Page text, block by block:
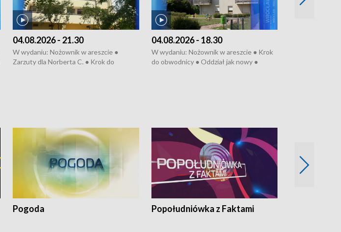
04.08.2026 - 21.30
W wydaniu: Nożownik w areszcie ●
Zarzuty dla Norberta C. ● Krok do
04.08.2026 - 18.30
W wydaniu: Nożownik w areszcie ● Krok
do obwodnicy ● Oddział jak nowy ●
Pogoda Popołudniówka z Faktami